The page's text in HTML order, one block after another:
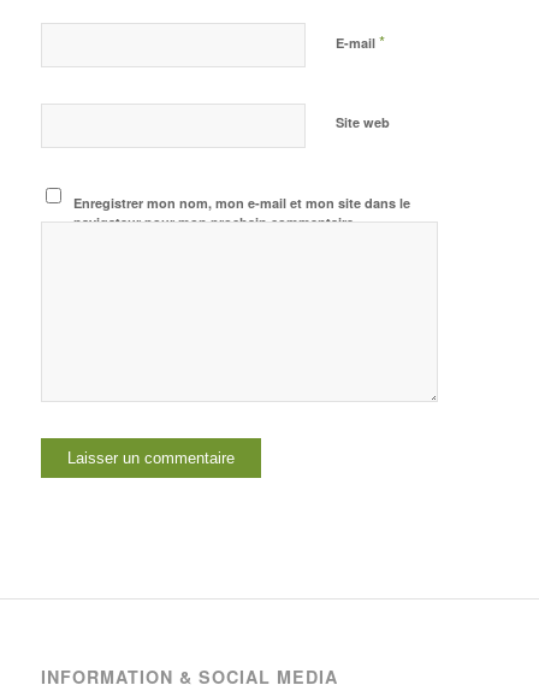
E-mail *
Site web
Enregistrer mon nom, mon e-mail et mon site dans le
navigateur pour mon prochain commentaire.
INFORMATION & SOCIAL MEDIA